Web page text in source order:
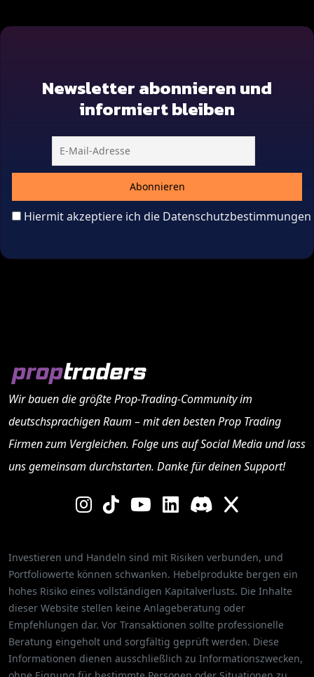
Newsletter abonnieren und
informiert bleiben
Hiermit akzeptiere ich die Datenschutzbestimmungen
Wir bauen die größte Prop-Trading-Community im
deutschsprachigen Raum – mit den bestenProp Trading
Firmenzum Vergleichen. Folge uns auf Social Media und lass
uns gemeinsam durchstarten. Danke für deinen Support!
Investieren und Handeln sind mit Risiken verbunden, und
Portfoliowerte können schwanken. Hebelprodukte bergen ein
hohes Risiko eines vollständigen Kapitalverlusts. Die Inhalte
dieser Website stellen keine Anlageberatung oder
Empfehlungen dar. Vor Transaktionen sollte professionelle
Beratung eingeholt und sorgfältig geprüft werden. Diese
Informationen dienen ausschließlich zu Informationszwecken,